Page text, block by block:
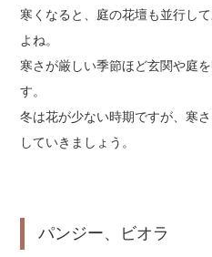
寒くなると、庭の花壇も並行し
よね。
寒さが厳しい季節ほど玄関や庭
す。
冬は花が少ない時期ですが、寒
していきましょう。
パンジー、ビオラ